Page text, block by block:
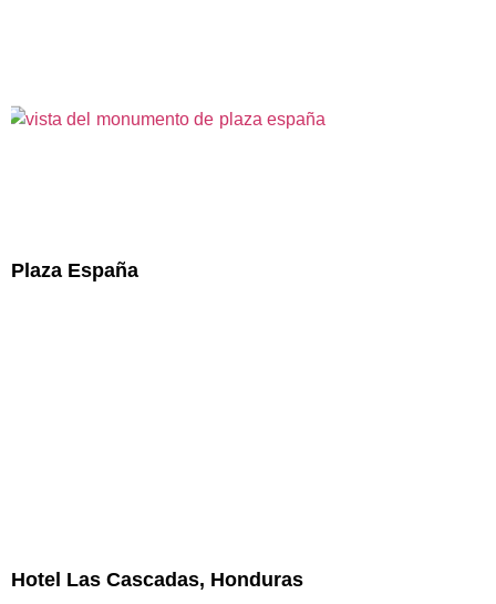
Plaza España
Hotel Las Cascadas, Honduras